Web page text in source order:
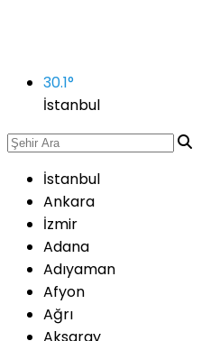
30.1°
İstanbul
İstanbul
Ankara
İzmir
Adana
Adıyaman
Afyon
Ağrı